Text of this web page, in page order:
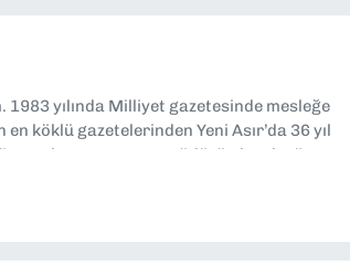
1983 yılında Milliyet gazetesinde mesleğe
en köklü gazetelerinden Yeni Asır’da 36 yıl
ve spor müdürü olarak görev
yapıyorum